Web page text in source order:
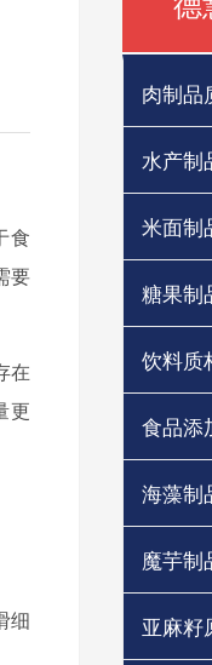
食
要
在
更
细
肉制品
水产制
米面制
糖果制
饮料质
食品添
海藻制
魔芋制
亚麻籽